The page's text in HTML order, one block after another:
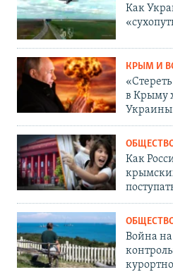
Как
КРЫМ И
в Крыму
Украины
Как
Война